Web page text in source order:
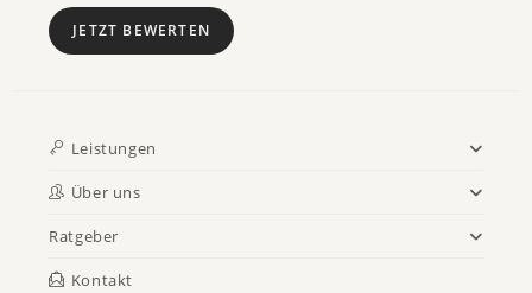
JETZT BEWERTEN
Leistungen
Über uns
Ratgeber
Kontakt